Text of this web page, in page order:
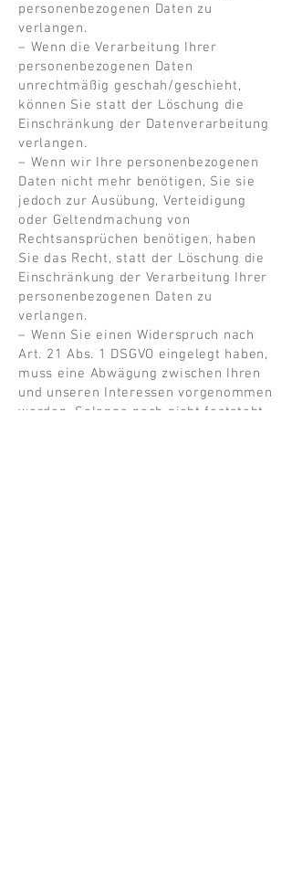
personenbezogenen Daten zu
verlangen.
– Wenn die Verarbeitung Ihrer
personenbezogenen Daten
unrechtmäßig geschah/geschieht,
können Sie statt der Löschung die
Einschränkung der Datenverarbeitung
verlangen.
– Wenn wir Ihre personenbezogenen
Daten nicht mehr benötigen, Sie sie
jedoch zur Ausübung, Verteidigung
oder Geltendmachung von
Rechtsansprüchen benötigen, haben
Sie das Recht, statt der Löschung die
Einschränkung der Verarbeitung Ihrer
personenbezogenen Daten zu
verlangen.
– Wenn Sie einen Widerspruch nach
Art. 21 Abs. 1 DSGVO eingelegt haben,
muss eine Abwägung zwischen Ihren
und unseren Interessen vorgenommen
werden. Solange noch nicht feststeht,